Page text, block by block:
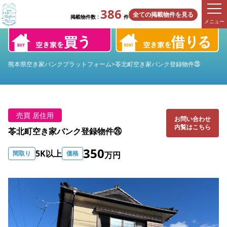
掲載物件数 : 386 件 全ての掲載物件を見る
メニュー
熊本県空き家バンクプラットフォーム>苓北町空き家バンク登録物件㉖
売買 居住用
苓北町空き家バンク登録物件㉖
お問い合わせ
内覧はこちら
間取り 5K以上 価格 350万円